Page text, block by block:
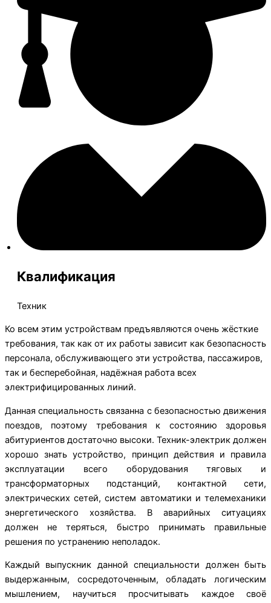
Квалификация
Техник
Ко всем этим устройствам предъявляются очень жёсткие
требования, так как от их работы зависит как безопасность
персонала, обслуживающего эти устройства, пассажиров,
так и бесперебойная, надёжная работа всех
электрифицированных линий.
Данная специальность связанна с безопасностью движения
поездов, поэтому требования к состоянию здоровья
абитуриентов достаточно высоки. Техник-электрик должен
хорошо знать устройство, принцип действия и правила
эксплуатации всего оборудования тяговых и
трансформаторных подстанций, контактной сети,
электрических сетей, систем автоматики и телемеханики
энергетического хозяйства. В аварийных ситуациях
должен не теряться, быстро принимать правильные
решения по устранению неполадок.
Каждый выпускник данной специальности должен быть
выдержанным, сосредоточенным, обладать логическим
мышлением, научиться просчитывать каждое своё